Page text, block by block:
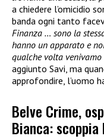
a chiedere l’omicidio
banda ogni tanto
Finanza … sono la
hanno un apparato e
qualche volta
aggiunto Savi, ma
approfondire, l’uomo
Belve Crime,
Bianca: